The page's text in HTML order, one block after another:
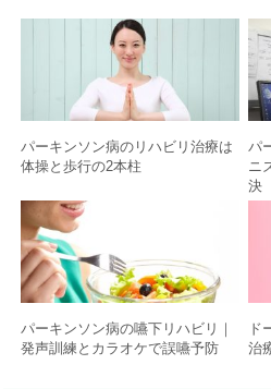
パーキンソン病のリハビリ治療は
体操と歩行の2本柱
パ
ニ
決
パーキンソン病の嚥下リハビリ｜
発声訓練とカラオケで誤嚥予防
ド
治